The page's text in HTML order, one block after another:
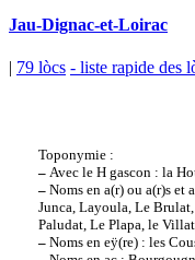
Jau-Dignac-et-Loirac
| 79 lòcs - liste rapide des
Toponymie :
–Avec le H gascon : la
–Noms en a(r) ou a(r)s et
Junca, Layoula, Le
Paludat, Le Plapa, le
–Noms en eÿ(re) : les